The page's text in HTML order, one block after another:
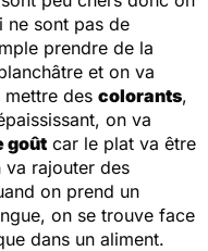
ne sont pas de
prendre de la
et on va
des colorants,
on va
goût car le plat va être
va rajouter des
on prend un
on se trouve face
dans un aliment.